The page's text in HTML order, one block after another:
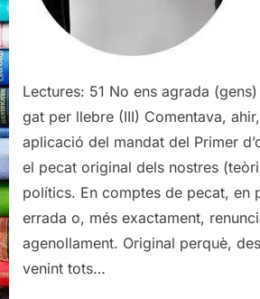
(III)
Lectures: 51 No ens agrada
gat per llebre (III) Comentava,
aplicació del mandat del Primer
el pecat original dels nostres
polítics. En comptes de pecat, en
errada o, més exactament,
agenollament. Original perquè,
venint tots…